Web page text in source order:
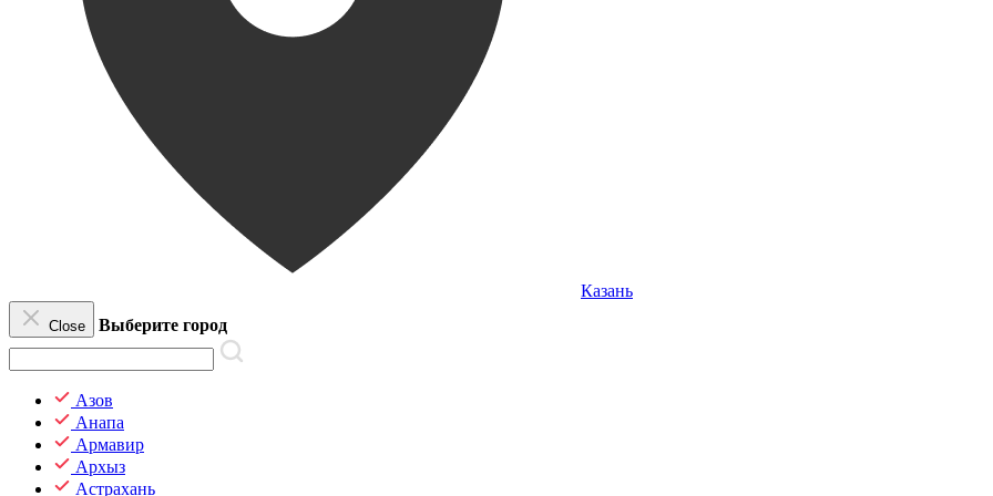
Казань
Close Выберите город
Азов
Анапа
Армавир
Архыз
Астрахань